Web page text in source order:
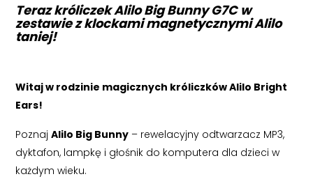
Teraz króliczek Alilo Big Bunny G7C w
zestawie z klockami magnetycznymi Alilo
taniej!
Witaj w rodzinie magicznych króliczków Alilo Bright
Ears!
Poznaj Alilo Big Bunny – rewelacyjny odtwarzacz MP3,
dyktafon, lampkę i głośnik do komputera dla dzieci w
każdym wieku.